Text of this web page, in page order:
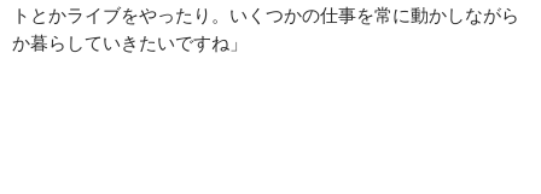
トとかライブをやったり。いくつかの仕事を常に動かしながら
か暮らしていきたいですね」